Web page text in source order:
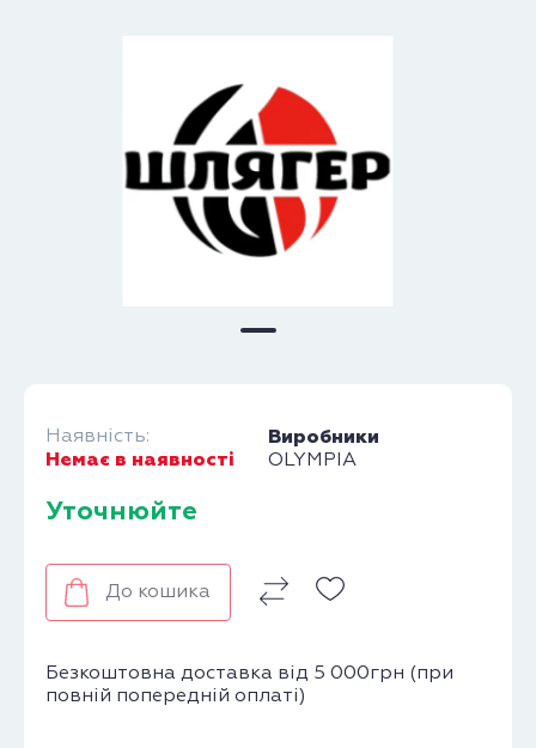
Наявність:
Немає в наявності
Виробники
OLYMPIA
Уточнюйте
До кошика
Безкоштовна доставка від 5 000грн (при
повній попередній оплаті)